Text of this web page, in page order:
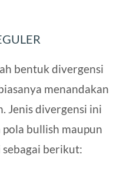
bentuk divergensi
menandakan
Jenis divergensi ini
bullish maupun
berikut: